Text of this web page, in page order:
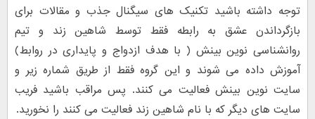
توجه داشته باشید تکنیک های سیگنال جذب و مقالات برای
بازگرداندن عشق به رابطه فقط توسط شاهین زند و تیم
روانشناسی نوین بینش ( با هدف ازدواج و پایداری در روابط)
آموزش داده می شوند و این گروه فقط از طریق شماره زیر و
سایت نوین بینش فعالیت می کنند. پس مراقب باشید فریب
سایت های دیگر که با نام شاهین زند فعالیت می کنند را نخورید.